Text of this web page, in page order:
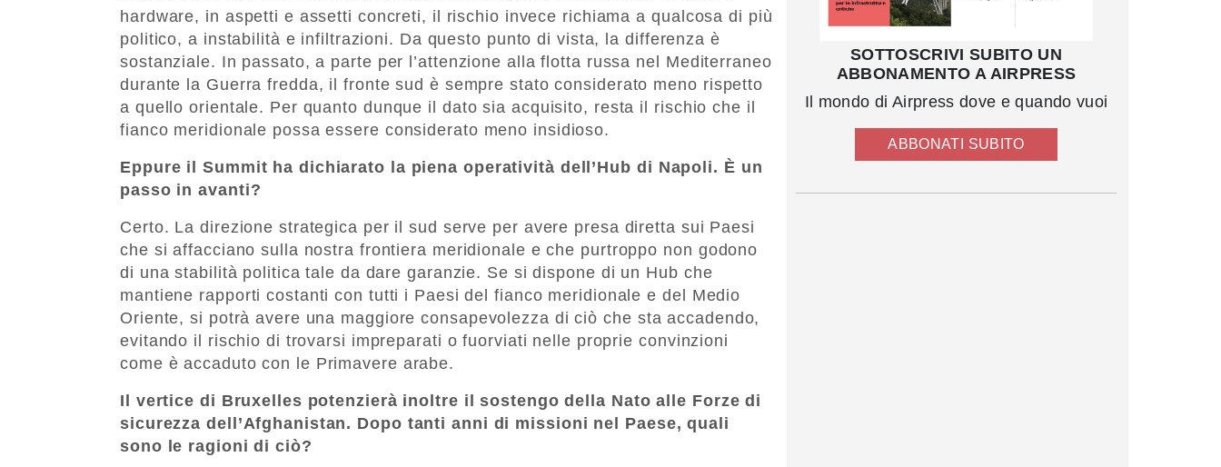
hardware, in aspetti e assetti concreti, il rischio invece richiama a qualcosa di più
politico, a instabilità e infiltrazioni. Da questo punto di vista, la differenza è
sostanziale. In passato, a parte per l’attenzione alla flotta russa nel Mediterraneo
durante la Guerra fredda, il fronte sud è sempre stato considerato meno rispetto
a quello orientale. Per quanto dunque il dato sia acquisito, resta il rischio che il
fianco meridionale possa essere considerato meno insidioso.
Eppure il Summit ha dichiarato la piena operatività dell’Hub di Napoli. È un
passo in avanti?
Certo. La direzione strategica per il sud serve per avere presa diretta sui Paesi
che si affacciano sulla nostra frontiera meridionale e che purtroppo non godono
di una stabilità politica tale da dare garanzie. Se si dispone di un Hub che
mantiene rapporti costanti con tutti i Paesi del fianco meridionale e del Medio
Oriente, si potrà avere una maggiore consapevolezza di ciò che sta accadendo,
evitando il rischio di trovarsi impreparati o fuorviati nelle proprie convinzioni
come è accaduto con le Primavere arabe.
Il vertice di Bruxelles potenzierà inoltre il sostengo della Nato alle Forze di
sicurezza dell’Afghanistan. Dopo tanti anni di missioni nel Paese, quali
sono le ragioni di ciò?
SOTTOSCRIVI SUBITO UN
ABBONAMENTO A AIRPRESS
Il mondo di Airpress dove e quando vuoi
ABBONATI SUBITO